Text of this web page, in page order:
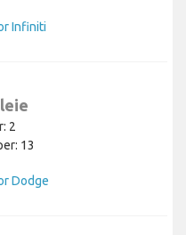
Infiniti
2
13
Dodge